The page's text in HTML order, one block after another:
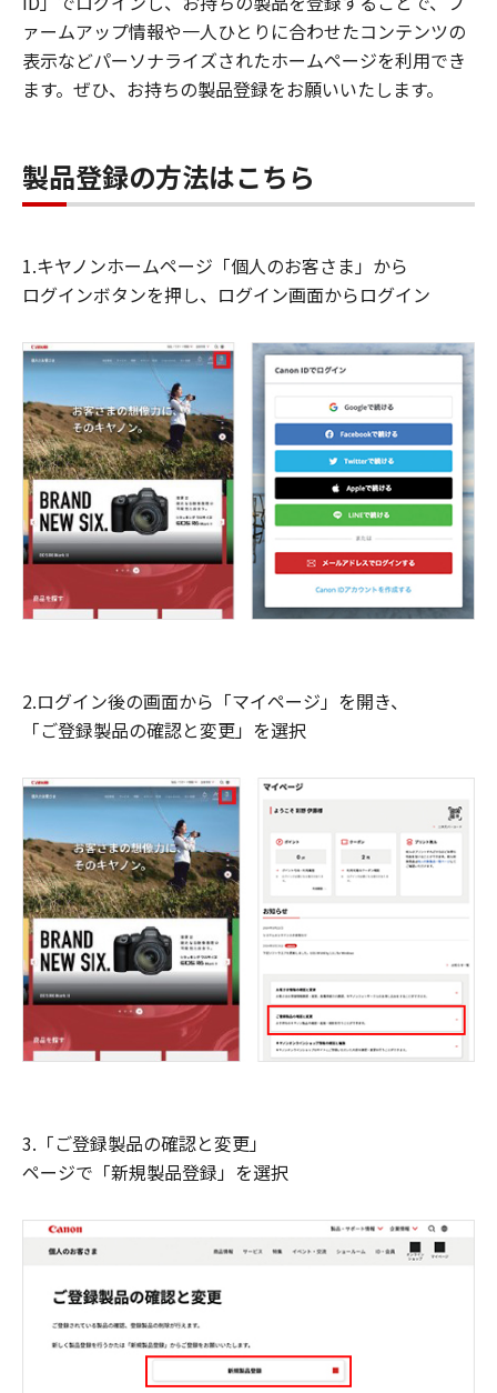
ァームアップ情報や一人ひとりに合わせたコンテンツの
表示などパーソナライズされたホームページを利用でき
ます。ぜひ、お持ちの製品登録をお願いいたします。
製品登録の方法はこちら
1.キヤノンホームページ「個人のお客さま」から
ログインボタンを押し、ログイン画面からログイン
2.ログイン後の画面から「マイページ」を開き、
「ご登録製品の確認と変更」を選択
3.「ご登録製品の確認と変更」
ページで「新規製品登録」を選択